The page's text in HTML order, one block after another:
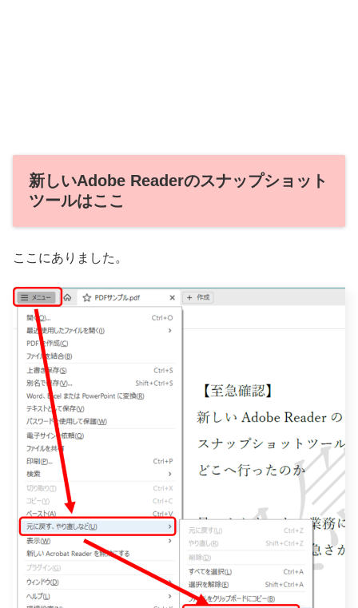
新しいAdobe Readerのスナップショット
ツールはここ
ここにありました。